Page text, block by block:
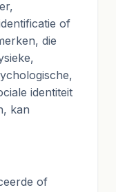
of
die
identiteit
kan
of